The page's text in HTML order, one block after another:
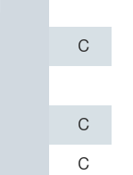
C
C
C